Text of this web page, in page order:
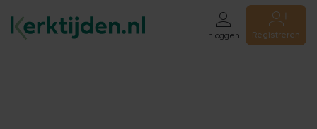
Inloggen Registreren